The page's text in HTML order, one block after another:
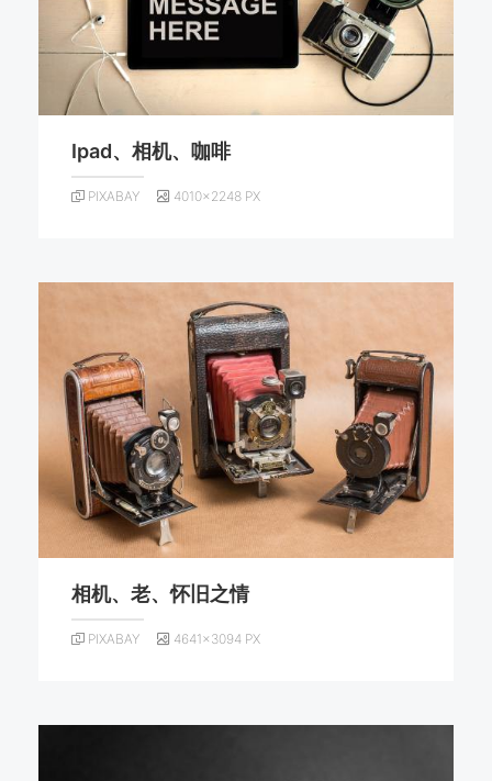
Ipad、相机、咖啡
PIXABAY 4010×2248 PX
相机、老、怀旧之情
PIXABAY 4641×3094 PX